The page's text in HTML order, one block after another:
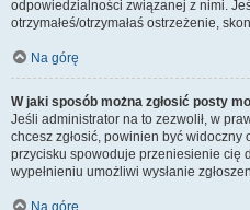
odpowiedzialności związanej z nimi.
otrzymałeś/otrzymałaś ostrzeżenie,
Na górę
W jaki sposób można zgłosić posty
Jeśli administrator na to zezwolił, w
chcesz zgłosić, powinien być
przycisku spowoduje przeniesienie cię
wypełnieniu umożliwi wysłanie
Na górę